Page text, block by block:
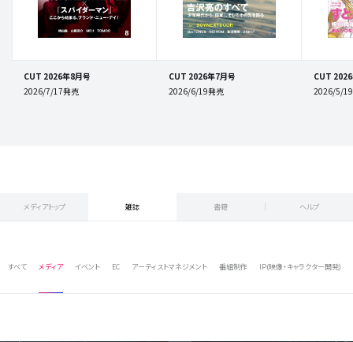
CUT 2026年8月号
2026/7/17発売
CUT 2026年7月号
2026/6/19発売
CUT
2026/5/
メディアトップ 雑誌 書籍 ヘルプ
すべて メディア イベント EC アーティストマネジメント 番組制作 IP(映像・キャラクター開発)